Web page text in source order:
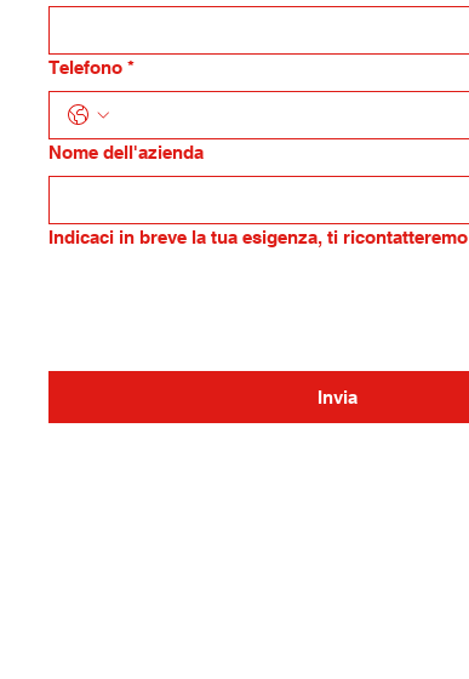
Telefono *
Nome dell'azienda
Indicaci in breve la tua esigenza, ti ricontatteremo
Invia